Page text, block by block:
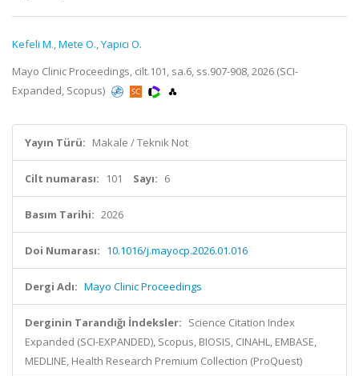
Kefeli M.,Mete O.,Yapıcı O.
Mayo Clinic Proceedings, cilt.101, sa.6, ss.907-908, 2026 (SCI-
Expanded, Scopus)
Yayın Türü: Makale / Teknik Not
Cilt numarası: 101 Sayı: 6
Basım Tarihi: 2026
Doi Numarası: 10.1016/j.mayocp.2026.01.016
Dergi Adı: Mayo Clinic Proceedings
Derginin Tarandığı İndeksler: Science Citation Index
Expanded (SCI-EXPANDED), Scopus, BIOSIS, CINAHL, EMBASE,
MEDLINE, Health Research Premium Collection (ProQuest)